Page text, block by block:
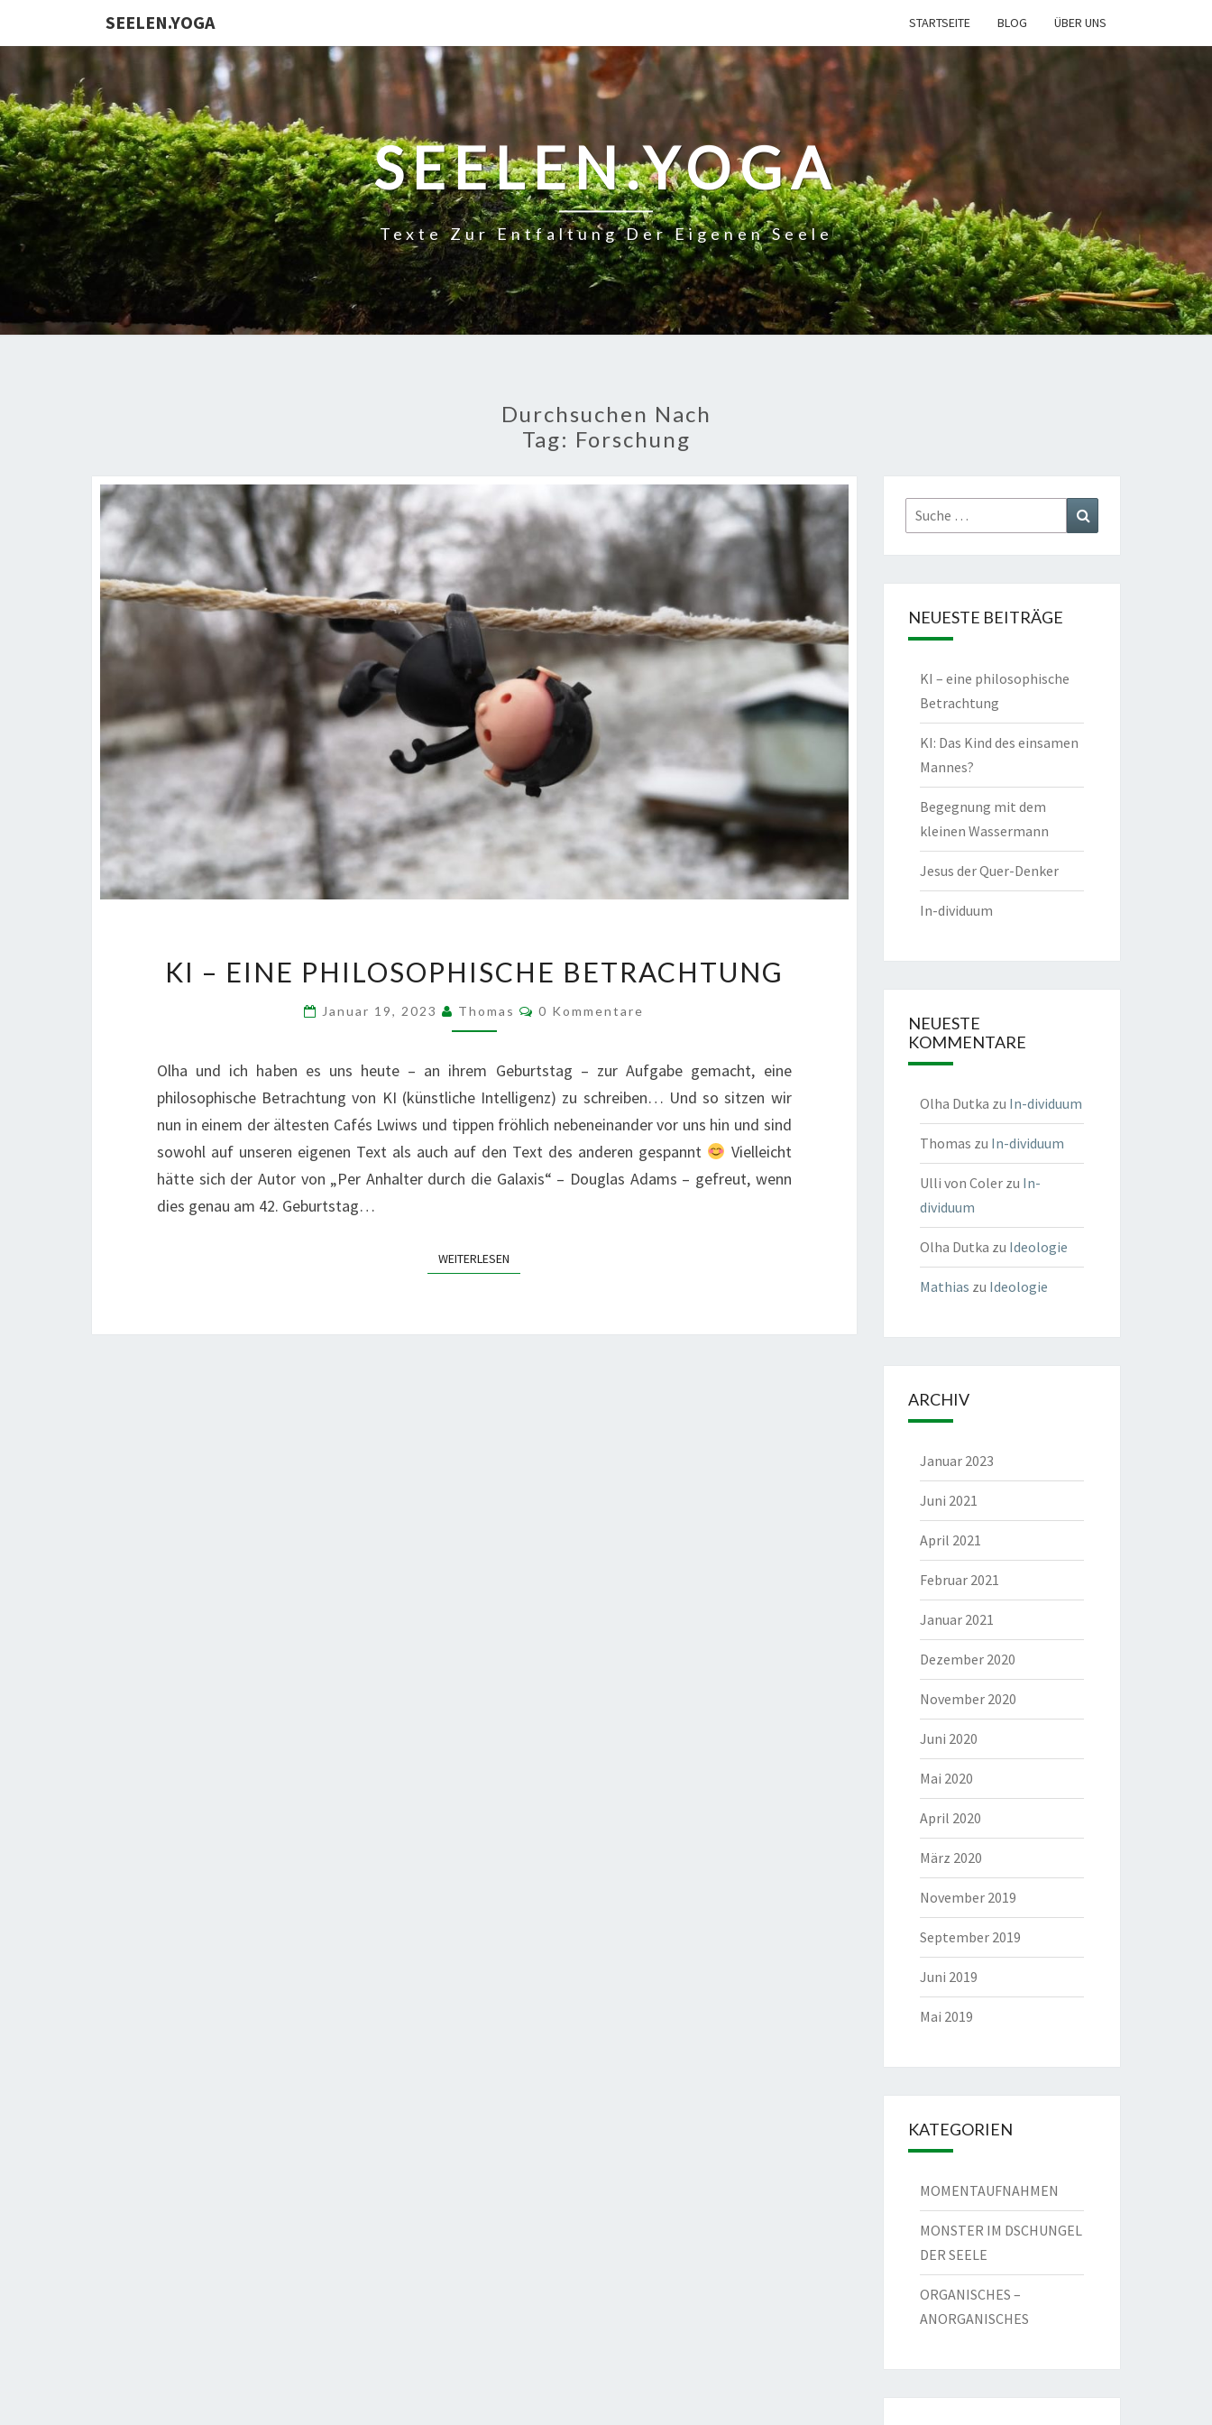
SEELEN.YOGA STARTSEITE BLOG ÜBER UNS
SEELEN.YOGA
Texte Zur Entfaltung Der Eigenen Seele
Durchsuchen Nach
Tag: Forschung
–
PHILOSOPHISCHE
KI – EINE PHILOSOPHISCHE BETRACHTUNG
Januar 19, 2023 Thomas Kommentare
0 Kommentare
Olha und ich haben es uns heute – an ihrem Geburtstag – zur Aufgabe gemacht, eine
philosophische Betrachtung von KI (künstliche Intelligenz) zu schreiben… Und so sitzen wir
nun in einem der ältesten Cafés Lwiws und tippen fröhlich nebeneinander vor uns hin und sind
sowohl auf unseren eigenen Text als auch auf den Text des anderen gespannt
Vielleicht
hätte sich der Autor von „Per Anhalter durch die Galaxis“ – Douglas Adams – gefreut, wenn
dies genau am 42. Geburtstag…
WEITERLESEN
Suche
nach:
NEUESTE BEITRÄGE
KI – eine philosophische
Betrachtung
KI: Das Kind des einsamen
Mannes?
Begegnung mit dem
kleinen Wassermann
Jesus der Quer-Denker
In-dividuum
NEUESTE
KOMMENTARE
Olha Dutka zu In-dividuum
Thomas zu In-dividuum
Ulli von Colerzu In-
dividuum
Olha Dutka zu Ideologie
Mathias zu Ideologie
ARCHIV
Januar 2023
Juni 2021
April 2021
Februar 2021
Januar 2021
Dezember 2020
November 2020
Juni 2020
Mai 2020
April 2020
März 2020
November 2019
September 2019
Juni 2019
Mai 2019
KATEGORIEN
MOMENTAUFNAHMEN
MONSTER IM DSCHUNGEL
DER SEELE
ORGANISCHES –
ANORGANISCHES